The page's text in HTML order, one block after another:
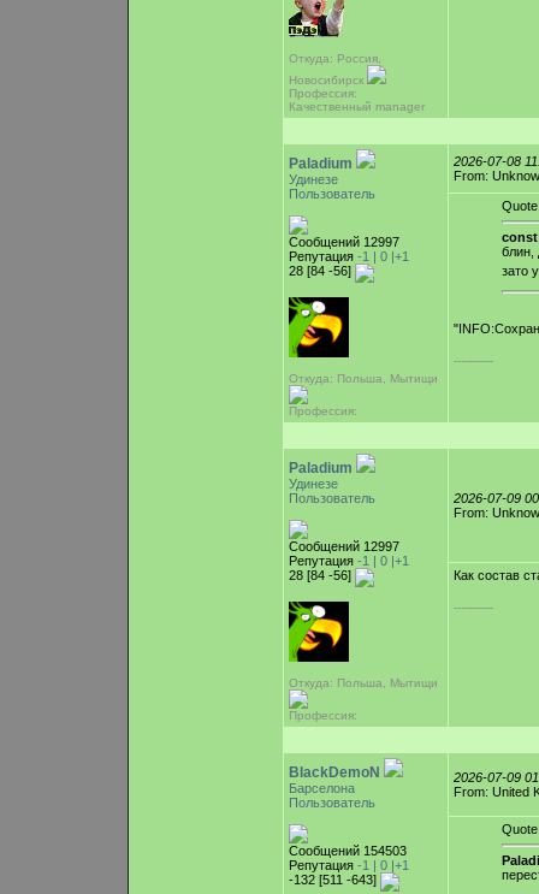
Откуда: Россия,
Новосибирск
Профессия:
Качественный manager
Paladium
Удинезе
Пользователь
Сообщений 12997
Репутация -1 | 0 |+1
28 [84 -56]
Откуда: Польша, Мытищи
Профессия:
2026-07-08
From:
Quote
блин,
зато
-----------
Paladium
Удинезе
Пользователь
Сообщений 12997
Репутация -1 | 0 |+1
28 [84 -56]
Откуда: Польша, Мытищи
Профессия:
2026-07-09
From:
Как состав
-----------
BlackDemoN
Барселона
Пользователь
Сообщений 154503
Репутация -1 | 0 |+1
-132 [511 -643]
2026-07-09
From: United
Quote